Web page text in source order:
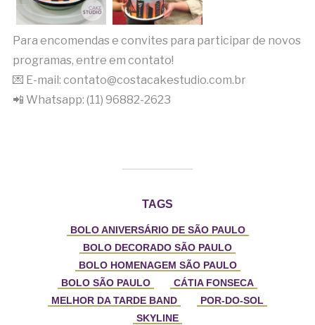
Para encomendas e convites para participar de novos
programas, entre em contato!
💌 E-mail: contato@costacakestudio.com.br
📲 Whatsapp: (11) 96882-2623
TAGS
BOLO ANIVERSÁRIO DE SÃO PAULO
BOLO DECORADO SÃO PAULO
BOLO HOMENAGEM SÃO PAULO
BOLO SÃO PAULO
CÁTIA FONSECA
MELHOR DA TARDE BAND
POR-DO-SOL
SKYLINE